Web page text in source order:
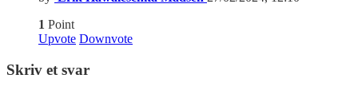
1 Point
Upvote Downvote
Skriv et svar